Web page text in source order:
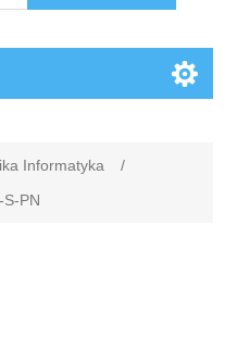
Informatyka
/
PN